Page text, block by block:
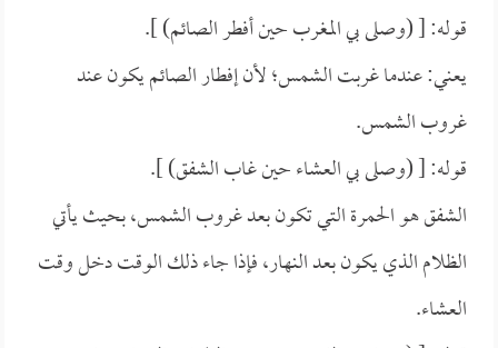
قوله: [ (وصلى بي المغرب حين أفطر الصائم) ].
يعني: عندما غربت الشمس؛ لأن إفطار الصائم يكون عند
غروب الشمس.
قوله: [ (وصلى بي العشاء حين غاب الشفق) ].
الشفق هو الحمرة التي تكون بعد غروب الشمس، بحيث يأتي
الظلام الذي يكون بعد النهار، فإذا جاء ذلك الوقت دخل وقت
العشاء.